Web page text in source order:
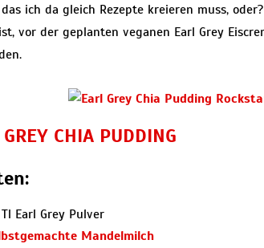
ich da gleich Rezepte kreieren muss,
vor der geplanten veganen Earl Grey
CHIA PUDDING
Earl Grey Pulver
Mandelmilch